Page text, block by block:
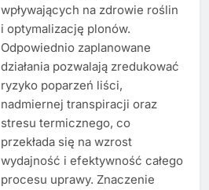
wpływających na zdrowie roślin
i optymalizację plonów.
Odpowiednio zaplanowane
działania pozwalają zredukować
ryzyko poparzeń liści,
nadmiernej transpiracji oraz
stresu termicznego, co
przekłada się na wzrost
wydajność i efektywność całego
procesu uprawy. Znaczenie